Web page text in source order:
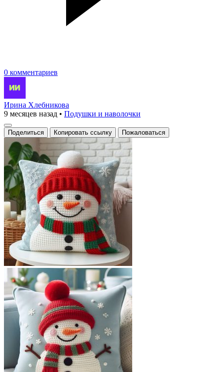
0 комментариев
Ирина Хлебникова
9 месяцев назад • Подушки и наволочки
Поделиться Копировать ссылку Пожаловаться